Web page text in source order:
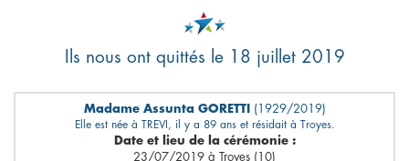
Ils nous ont quittés le 18 juillet 2019
Madame Assunta GORETTI (1929/2019)
Elle est née à TREVI, il y a 89 ans et résidait à Troyes.
Date et lieu de la cérémonie :
23/07/2019 à Troyes (10)